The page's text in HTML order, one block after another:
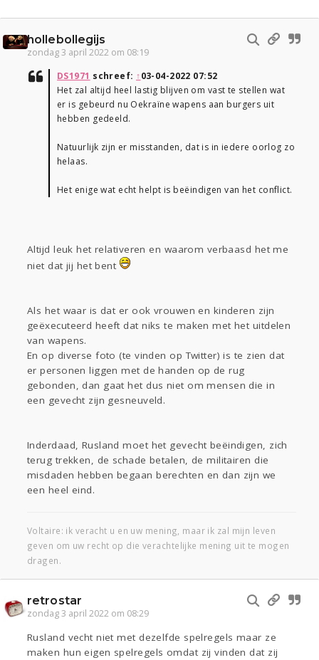
hollebollegijs
zondag 3 april 2022 om 08:19
DS1971 schreef: ↑03-04-2022 07:52
Het zal altijd heel lastig blijven om vast te stellen wat
er is gebeurd nu Oekraïne wapens aan burgers uit
hebben gedeeld.
Natuurlijk zijn er misstanden, dat is in iedere oorlog zo
helaas.
Het enige wat echt helpt is beëindigen van het conflict.
Altijd leuk het relativeren en waarom verbaasd het me
niet dat jij het bent
Als het waar is dat er ook vrouwen en kinderen zijn
geëxecuteerd heeft dat niks te maken met het uitdelen
van wapens.
En op diverse foto (te vinden op Twitter) is te zien dat
er personen liggen met de handen op de rug
gebonden, dan gaat het dus niet om mensen die in
een gevecht zijn gesneuveld.
Inderdaad, Rusland moet het gevecht beëindigen, zich
terug trekken, de schade betalen, de militairen die
misdaden hebben begaan berechten en dan zijn we
een heel eind.
Voltaire: ik veracht u en uw mening, maar ik zal mijn leven
geven om uw recht op die verachtelijke mening uit te mogen
dragen.
retrostar
zondag 3 april 2022 om 08:29
Rusland vecht niet met dezelfde spelregels maar ze
maken hun eigen spelregels omdat zij vinden dat zij